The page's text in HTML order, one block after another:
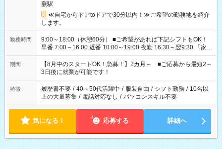
蕨駅
≪自宅からドアtoドアで30分以内！≫ご希望の勤務地を紹介
します。
勤務時間
9:00～18:00（休憩60分） ■ご希望があれば下記シフトもOK！
早番 7:00～16:00 遅番 10:00～19:00 夜勤 16:30～翌9:30 「家族
と休みを合わせたい」 「余裕を持って夕飯の準備がしたい」
「できれば残業はしたくない」 など、ご希望を教えてください
ね。 ※Wワーク希望の方へ 今ご覧のお仕事で希望する勤務時間
と、もう1つのお仕事の勤務時間。 合計で週40時間を超える場
合は応募できません。
期間
【8月中のスタートOK！急募！】2カ月～ ■ご応募から最短2～
3日後に就業が可能です！
特徴 履歴書不要 / 40～50代活躍中 / 服装自由 / シフト勤務 / 10名以
上の大量募集 / 電話対応なし / パソコンスキル不要
気になる！ 応募する 詳細へ